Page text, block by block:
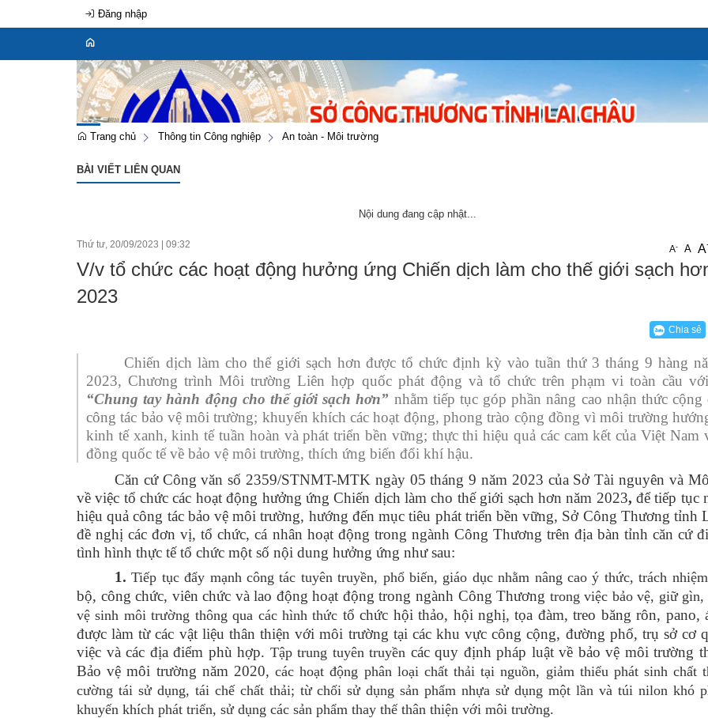
Đăng nhập
Trang chủ Thông tin Công nghiệp An toàn - Môi trường
BÀI VIẾT LIÊN QUAN
Nội dung đang cập nhật...
Thứ tư, 20/09/2023 09:32 A- A A
V/v tổ chức các hoạt động hưởng ứng Chiến dịch làm cho thế giới sạch
2023
Chia sẻ
Chiến dịch làm cho thế giới sạch hơn được tổ chức định kỳ vào tuần thứ 3 tháng 9 hàng
2023, Chương trình Môi trường Liên hợp quốc phát động và tổ chức trên phạm vi toàn cầu
“Chung tay hành động cho thế giới sạch hơn” nhằm tiếp tục góp phần nâng cao nhận thức cộng
công tác bảo vệ môi trường; khuyến khích các hoạt động, phong trào cộng đồng vì môi trường
kinh tế xanh, kinh tế tuần hoàn và phát triển bền vững; thực thi hiệu quả các cam kết của Việt Nam
đồng quốc tế về bảo vệ môi trường, thích ứng biến đổi khí hậu.
Căn cứ Công văn số 2359/STNMT-MTK ngày 05 tháng 9 năm 2023 của Sở Tài nguyên và
về việc tổ chức các hoạt động hưởng ứng Chiến dịch làm cho thế giới sạch hơn năm 2023, để tiếp tục
hiệu quả công tác bảo vệ môi trường, hướng đến mục tiêu phát triển bền vững, Sở Công Thương tỉnh
đề nghị các đơn vị, tổ chức, cá nhân hoạt động trong ngành Công Thương trên địa bàn tỉnh căn cứ
tình hình thực tế tổ chức một số nội dung hưởng ứng như sau:
1. Tiếp tục đẩy mạnh công tác tuyên truyền, phổ biến, giáo dục nhằm nâng cao ý thức, trách
bộ, công chức, viên chức và lao động hoạt động trong ngành Công Thương trong việc bảo vệ, giữ gìn,
vệ sinh môi trường thông qua các hình thức tổ chức hội thảo, hội nghị, tọa đàm, treo băng rôn, pano,
được làm từ các vật liệu thân thiện với môi trường tại các khu vực công cộng, đường phố, trụ sở cơ
việc và các địa điểm phù hợp. Tập trung tuyên truyền các quy định pháp luật về bảo vệ môi trường
Bảo vệ môi trường năm 2020, các hoạt động phân loại chất thải tại nguồn, giảm thiểu phát sinh chất
cường tái sử dụng, tái chế chất thải; từ chối sử dụng sản phẩm nhựa sử dụng một lần và túi nilon khó
khuyến khích phát triển, sử dụng các sản phẩm thay thế thân thiện với môi trường.